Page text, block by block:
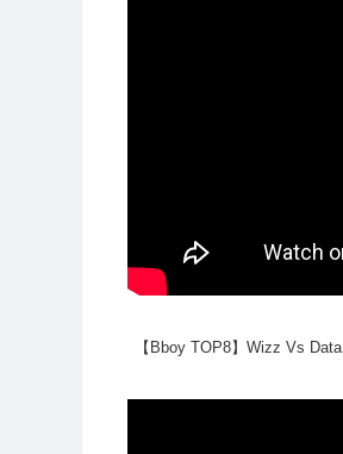
【Bboy TOP8】Wizz Vs Data